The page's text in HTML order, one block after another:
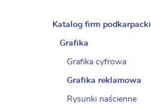
Katalog firm
Grafika
Grafika cyfrowa
Grafika reklamowa
Rysunki naścienne